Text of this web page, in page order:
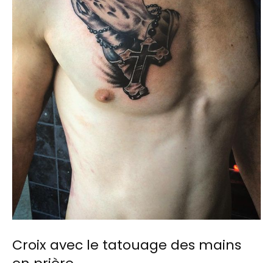
Croix avec le tatouage des mains